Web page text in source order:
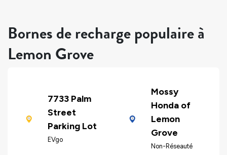
Bornes de recharge populaire à
Lemon Grove
7733 Palm
Street
Parking Lot
EVgo
Mossy
Honda of
Lemon
Grove
Non-Réseauté